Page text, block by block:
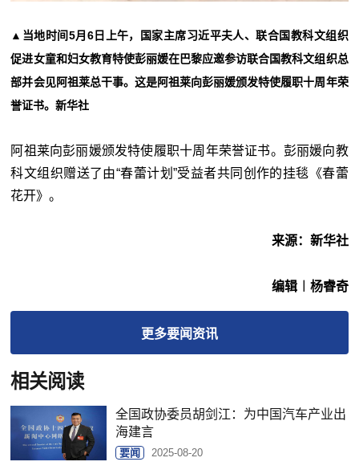
▲当地时间5月6日上午，国家主席习近平夫人、联合国教科文组织
促进女童和妇女教育特使彭丽媛在巴黎应邀参访联合国教科文组织总
部并会见阿祖莱总干事。这是阿祖莱向彭丽媛颁发特使履职十周年荣
誉证书。新华社
阿祖莱向彭丽媛颁发特使履职十周年荣誉证书。彭丽媛向教
科文组织赠送了由“春蕾计划”受益者共同创作的挂毯《春蕾
花开》。
来源：新华社
编辑︱杨睿奇
更多要闻资讯
相关阅读
全国政协委员胡剑江：为中国汽车产业出
海建言
要闻 2025-08-20